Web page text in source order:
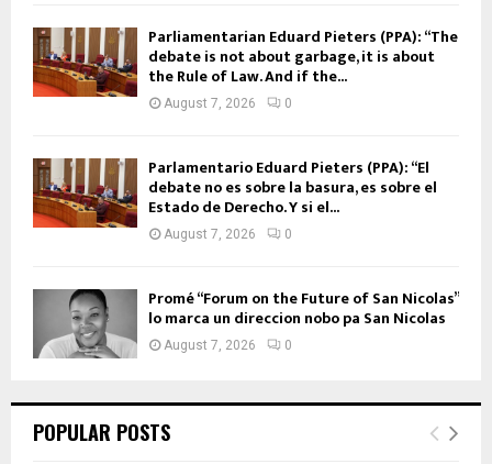
Parliamentarian Eduard Pieters (PPA): “The
debate is not about garbage, it is about
the Rule of Law. And if the...
August 7, 2026 0
Parlamentario Eduard Pieters (PPA): “El
debate no es sobre la basura, es sobre el
Estado de Derecho. Y si el...
August 7, 2026 0
Promé “Forum on the Future of San Nicolas”
lo marca un direccion nobo pa San Nicolas
August 7, 2026 0
POPULAR POSTS